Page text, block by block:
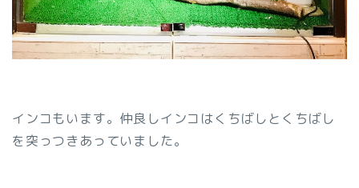
インコもいます。仲良しインコはくちばしとくちばし
を突っつきあっていました。